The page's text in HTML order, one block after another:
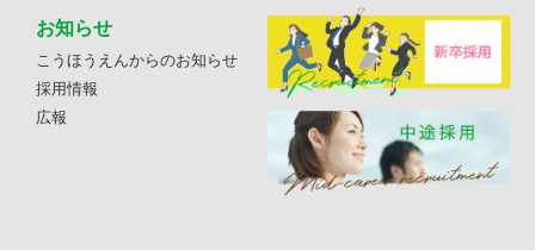
お知らせ
こうほうえんからのお知らせ
採用情報
広報